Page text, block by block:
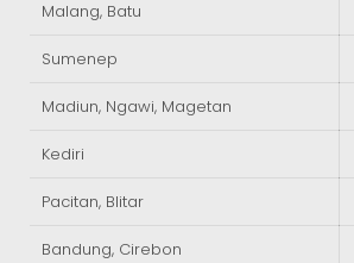
Malang, Batu
Sumenep
Madiun, Ngawi, Magetan
Kediri
Pacitan, Blitar
Bandung, Cirebon